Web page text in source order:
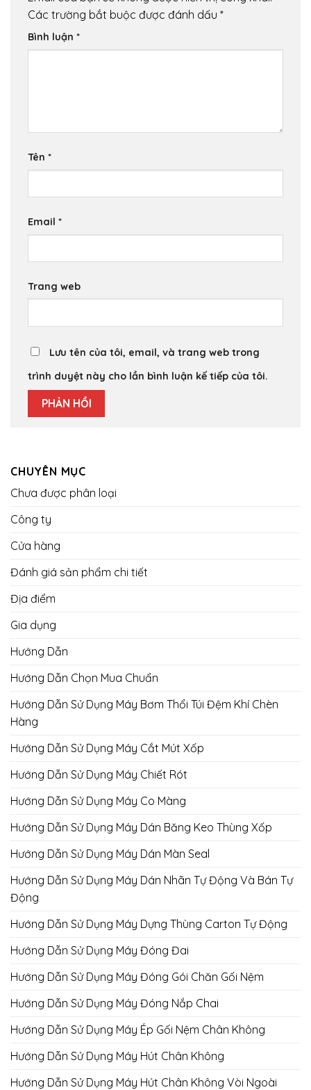
Các trường bắt buộc được đánh dấu *
Bình luận *
Tên *
Email *
Trang web
Lưu tên của tôi, email, và trang web trong
trình duyệt này cho lần bình luận kế tiếp của tôi.
CHUYÊN MỤC
Chưa được phân loại
Công ty
Cửa hàng
Đánh giá sản phẩm chi tiết
Địa điểm
Gia dụng
Hướng Dẫn
Hướng Dẫn Chọn Mua Chuẩn
Hướng Dẫn Sử Dụng Máy Bơm Thổi Túi Đệm Khí Chèn
Hàng
Hướng Dẫn Sử Dụng Máy Cắt Mút Xốp
Hướng Dẫn Sử Dụng Máy Chiết Rót
Hướng Dẫn Sử Dụng Máy Co Màng
Hướng Dẫn Sử Dụng Máy Dán Băng Keo Thùng Xốp
Hướng Dẫn Sử Dụng Máy Dán Màn Seal
Hướng Dẫn Sử Dụng Máy Dán Nhãn Tự Động Và Bán Tự
Động
Hướng Dẫn Sử Dụng Máy Dựng Thùng Carton Tự Động
Hướng Dẫn Sử Dụng Máy Đóng Đai
Hướng Dẫn Sử Dụng Máy Đóng Gói Chăn Gối Nệm
Hướng Dẫn Sử Dụng Máy Đóng Nắp Chai
Hướng Dẫn Sử Dụng Máy Ép Gối Nệm Chân Không
Hướng Dẫn Sử Dụng Máy Hút Chân Không
Hướng Dẫn Sử Dụng Máy Hút Chân Không Vòi Ngoài